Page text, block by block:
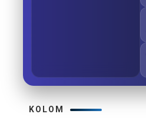
KOLOM